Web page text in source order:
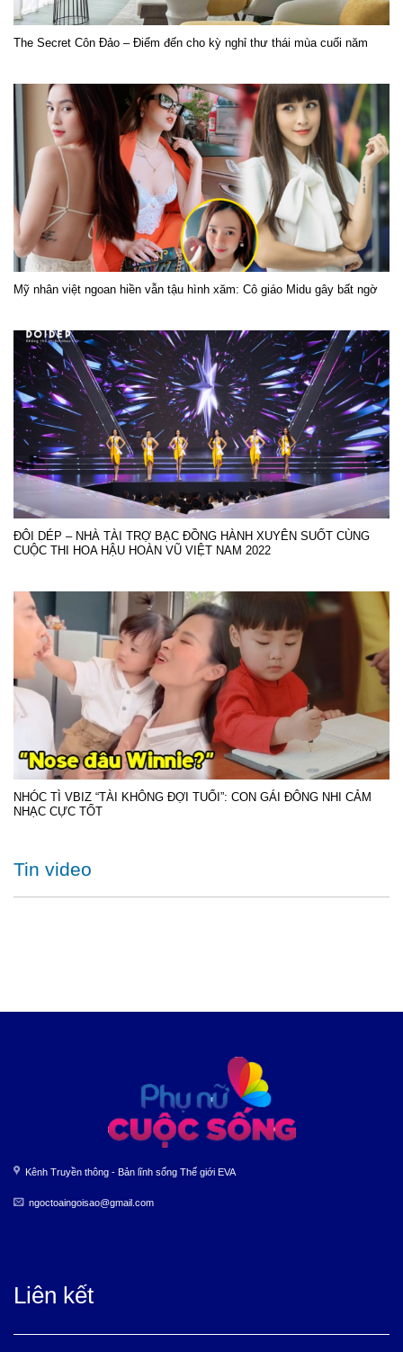
The Secret Côn Đảo – Điểm đến cho kỳ nghỉ thư thái mùa cuối năm
Mỹ nhân việt ngoan hiền vẫn tậu hình xăm: Cô giáo Midu gây bất ngờ
ĐÔI DÉP – NHÀ TÀI TRỢ BẠC ĐỒNG HÀNH XUYÊN SUỐT CÙNG
CUỘC THI HOA HẬU HOÀN VŨ VIỆT NAM 2022
NHÓC TÌ VBIZ “TÀI KHÔNG ĐỢI TUỔI”: CON GÁI ĐÔNG NHI CẢM
NHẠC CỰC TỐT
Tin video
Kênh Truyền thông - Bản lĩnh sống Thế giới EVA
ngoctoaingoisao@gmail.com
Liên kết